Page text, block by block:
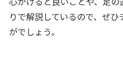
りで解説しているので、ぜ
がでしょう。